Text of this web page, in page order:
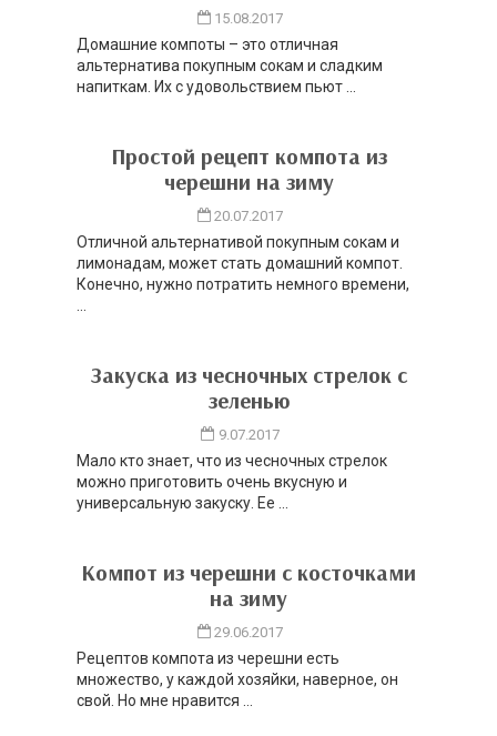
15.08.2017
Домашние компоты – это отличная
альтернатива покупным сокам и сладким
напиткам. Их с удовольствием пьют ...
Простой рецепт компота из
черешни на зиму
20.07.2017
Отличной альтернативой покупным сокам и
лимонадам, может стать домашний компот.
Конечно, нужно потратить немного времени,
...
Закуска из чесночных стрелок с
зеленью
9.07.2017
Мало кто знает, что из чесночных стрелок
можно приготовить очень вкусную и
универсальную закуску. Ее ...
Компот из черешни с косточками
на зиму
29.06.2017
Рецептов компота из черешни есть
множество, у каждой хозяйки, наверное, он
свой. Но мне нравится ...